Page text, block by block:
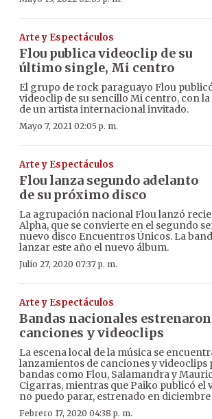
Arte y Espectáculos
Flou publica videoclip de su
último single, Mi centro
El grupo de rock paraguayo Flou
videoclip de su sencillo Mi centro, con
de un artista internacional invitado.
Mayo 7, 2021 02:05 p. m.
Arte y Espectáculos
Flou lanza segundo adelanto
de su próximo disco
La agrupación nacional Flou lanzó
Alpha, que se convierte en el segundo
nuevo disco Encuentros Únicos. La
lanzar este año el nuevo álbum.
Julio 27, 2020 07:37 p. m.
Arte y Espectáculos
Bandas nacionales estrenaron
canciones y videoclips
La escena local de la música se
lanzamientos de canciones y videoclips
bandas como Flou, Salamandra y
Cigarras, mientras que Paiko publicó el
no puedo parar, estrenado en diciembre
Febrero 17, 2020 04:38 p. m.